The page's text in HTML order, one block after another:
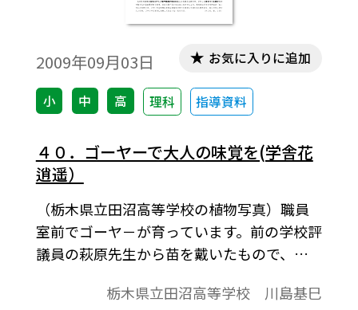
2009年09月03日
小 中 高 理科 指導資料
お気に入りに追加
４０．ゴーヤーで大人の味覚を(学舎花
逍遥）
（栃木県立田沼高等学校の植物写真）職員
室前でゴーヤ－が育っています。前の学校評
議員の萩原先生から苗を戴いたもので、休
のものほどではありませんが、立派なゴー
栃木県立田沼高等学校 川島基巳